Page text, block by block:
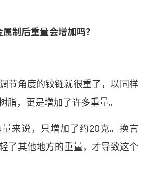
制后重量会增加吗？
节角度的铰链就很重了 ， 以同样
脂， 更是增加了许多重量。
来说， 只增加了约20克。 换言
了其他地方的重量， 才导致这个